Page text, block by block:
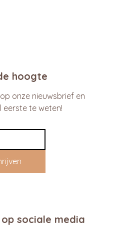
hoogte
onze nieuwsbrief en
eerste te weten!
sociale media